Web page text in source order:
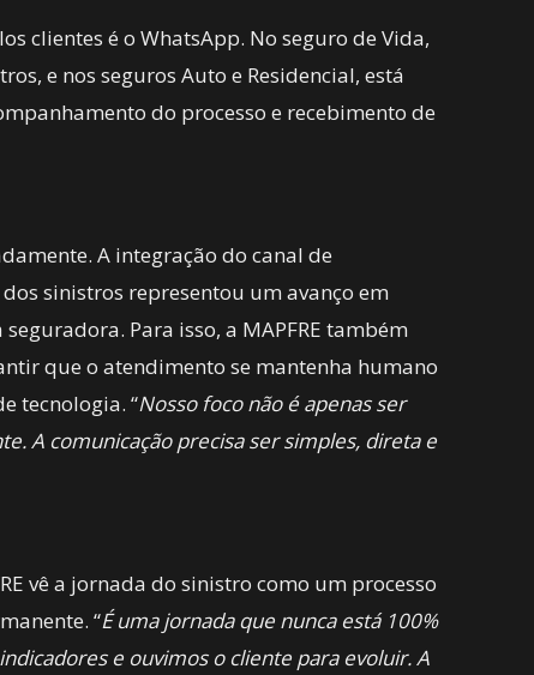
clientes é o WhatsApp. No seguro de Vida,
e nos seguros Auto e Residencial, está
do processo e recebimento de
A integração do canal de
sinistros representou um avanço em
Para isso, a MAPFRE também
que o atendimento se mantenha humano
tecnologia. “Nosso foco não é apenas ser
A comunicação precisa ser simples, direta e
vê a jornada do sinistro como um processo
“É uma jornada que nunca está 100%
e ouvimos o cliente para evoluir. A